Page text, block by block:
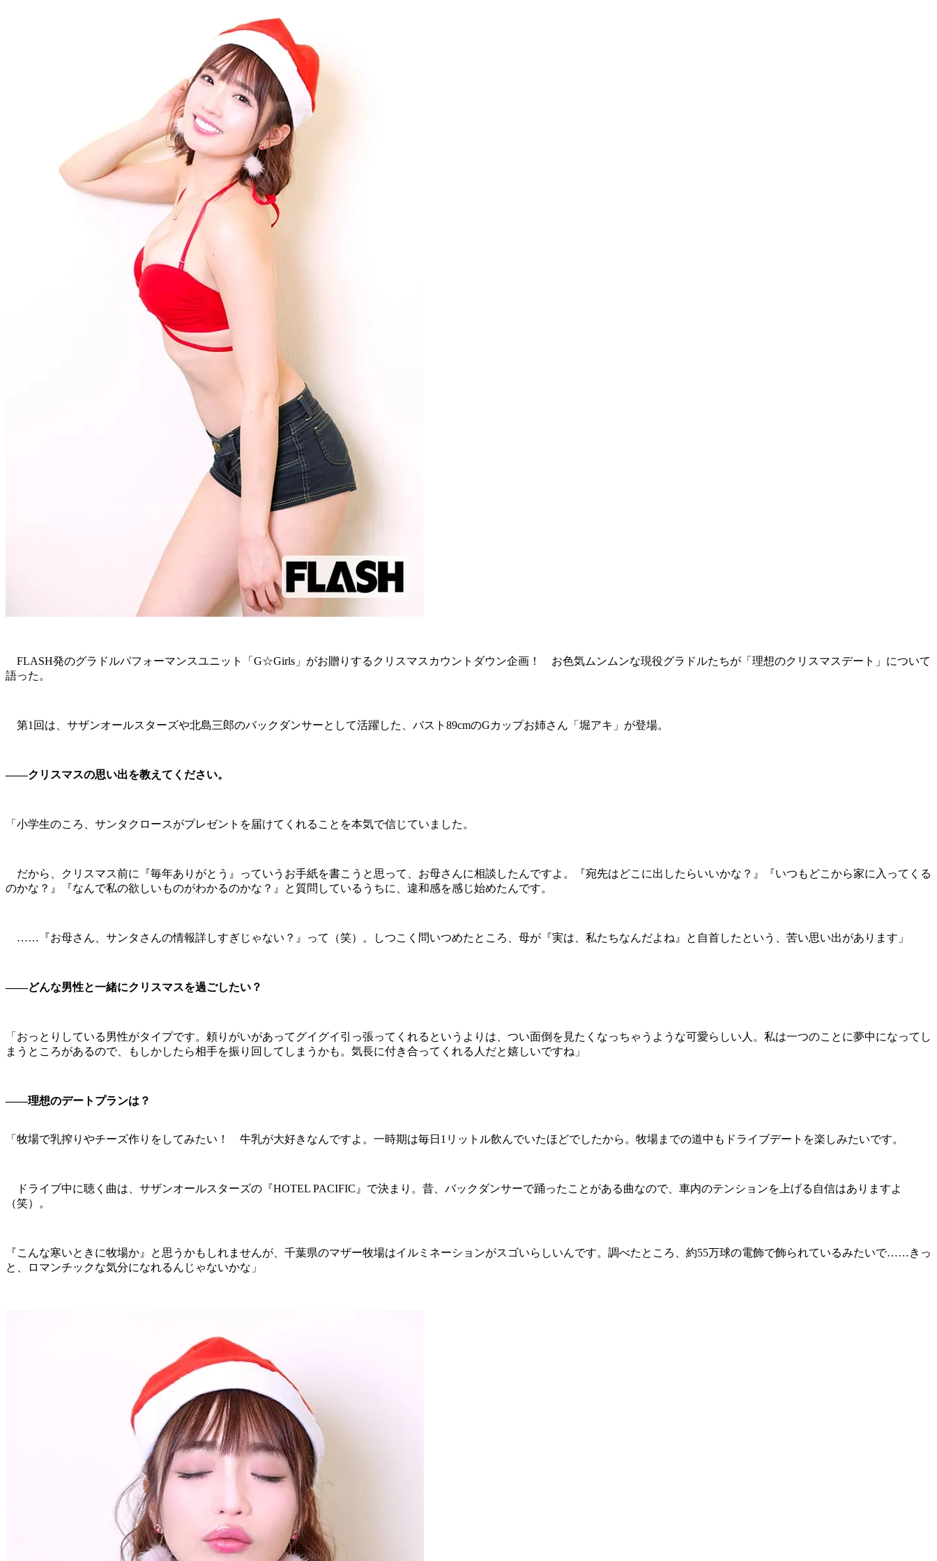
FLASH発のグラドルパフォーマンスユニット「G☆Girls」がお贈りするクリスマスカウントダウン企画！ お色気ムンムンな現役グラドルたちが「理想のクリスマスデート」について
語った。
第1回は、サザンオールスターズや北島三郎のバックダンサーとして活躍した、バスト89cmのGカップお姉さん「堀アキ」が登場。
――クリスマスの思い出を教えてください。
「小学生のころ、サンタクロースがプレゼントを届けてくれることを本気で信じていました。
だから、クリスマス前に『毎年ありがとう』っていうお手紙を書こうと思って、お母さんに相談したんですよ。『宛先はどこに出したらいいかな？』『いつもどこから家に入ってくる
のかな？』『なんで私の欲しいものがわかるのかな？』と質問しているうちに、違和感を感じ始めたんです。
……『お母さん、サンタさんの情報詳しすぎじゃない？』って（笑）。しつこく問いつめたところ、母が『実は、私たちなんだよね』と自首したという、苦い思い出があります」
――どんな男性と一緒にクリスマスを過ごしたい？
「おっとりしている男性がタイプです。頼りがいがあってグイグイ引っ張ってくれるというよりは、つい面倒を見たくなっちゃうような可愛らしい人。私は一つのことに夢中になってし
まうところがあるので、もしかしたら相手を振り回してしまうかも。気長に付き合ってくれる人だと嬉しいですね」
――理想のデートプランは？
「牧場で乳搾りやチーズ作りをしてみたい！ 牛乳が大好きなんですよ。一時期は毎日1リットル飲んでいたほどでしたから。牧場までの道中もドライブデートを楽しみたいです。
ドライブ中に聴く曲は、サザンオールスターズの『HOTEL PACIFIC』で決まり。昔、バックダンサーで踊ったことがある曲なので、車内のテンションを上げる自信はありますよ
（笑）。
『こんな寒いときに牧場か』と思うかもしれませんが、千葉県のマザー牧場はイルミネーションがスゴいらしいんです。調べたところ、約55万球の電飾で飾られているみたいで……きっ
と、ロマンチックな気分になれるんじゃないかな」